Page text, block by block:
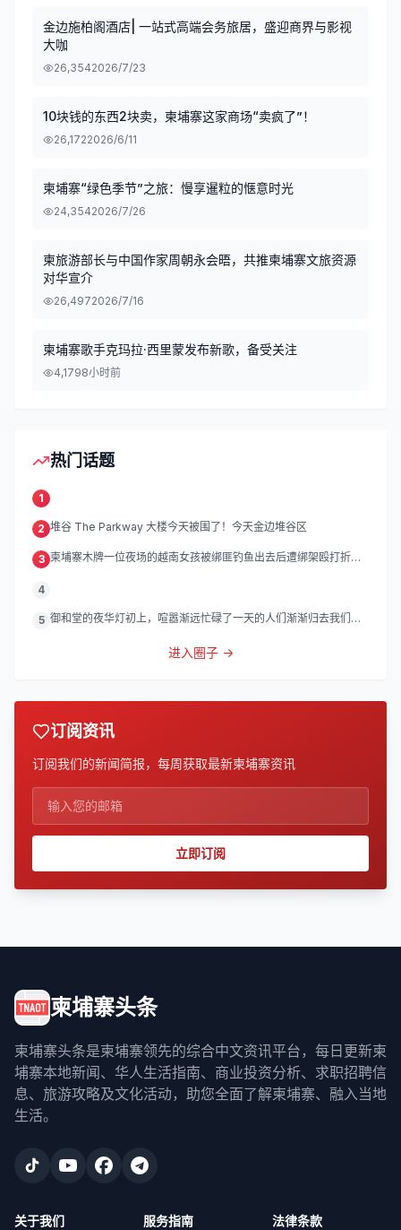
金边施柏阁酒店| 一站式高端会务旅居，盛迎商界与影视
大咖
26,3542026/7/23
10块钱的东西2块卖，柬埔寨这家商场“卖疯了”！
26,1722026/6/11
柬埔寨“绿色季节”之旅：慢享暹粒的惬意时光
24,3542026/7/26
柬旅游部长与中国作家周朝永会晤，共推柬埔寨文旅资源
对华宣介
26,4972026/7/16
柬埔寨歌手克玛拉·西里蒙发布新歌，备受关注
4,1798小时前
热门话题
1
2 堆谷 The Parkway 大楼今天被围了！今天金边堆谷区
3 柬埔寨木牌一位夜场的越南女孩被绑匪钓鱼出去后遭绑架殴打折
4
5 御和堂的夜华灯初上，喧嚣渐远忙碌了一天的人们渐渐归去我们的
进入圈子 →
订阅资讯
订阅我们的新闻简报，每周获取最新柬埔寨资讯
立即订阅
柬埔寨头条
柬埔寨头条是柬埔寨领先的综合中文资讯平台，每日更新柬
埔寨本地新闻、华人生活指南、商业投资分析、求职招聘信
息、旅游攻略及文化活动，助您全面了解柬埔寨、融入当地
生活。
关于我们 服务指南 法律条款